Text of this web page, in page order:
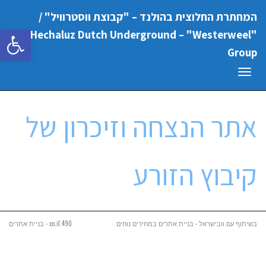
פתח
המחתרת החלוצית בהולנד – "קבוצת ווסטרוויל" /
"Hechaluz Dutch Underground – "Westerweel
Group
תפריט
אתר הנצחה וזיכרון של
קיבוץ הזורע
בשיתוף עם וובישראל - בניית אתרים במחירים נוחים 490.co.il - בניית אתרים